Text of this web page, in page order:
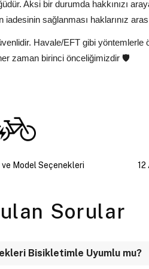
Aksi bir durumda hakkınızı
sağlanması haklarınız
Havale/EFT gibi
zaman birinci önceliğimizdir 🛡️
ve Model Seçenekleri 12
Sorular
Bisikletimle Uyumlu mu?